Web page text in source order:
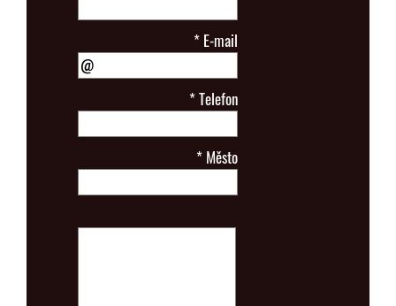
* E-mail
*Telefon
* Město